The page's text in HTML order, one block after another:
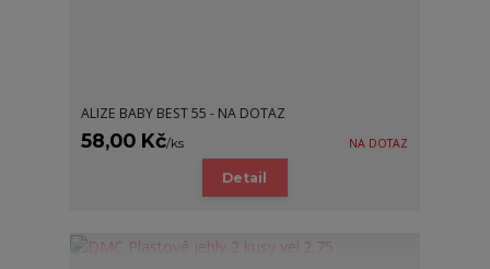
ALIZE BABY BEST 55 - NA DOTAZ
58,00 Kč/ks NA DOTAZ
Detail